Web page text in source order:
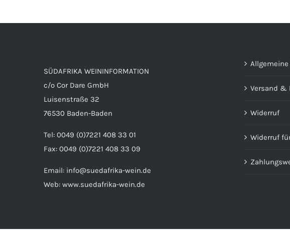
SÜDAFRIKA WEININFORMATION
c/o Cor Dare GmbH
Luisenstraße 32
76530 Baden-Baden
Tel: 0049 (0)7221 408 33 01
Fax: 0049 (0)7221 408 33 09
Email: info@suedafrika-wein.de
Web: www.suedafrika-wein.de
Versand &
Widerruf
Widerruf